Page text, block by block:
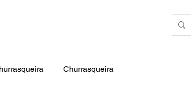
Churrasqueira